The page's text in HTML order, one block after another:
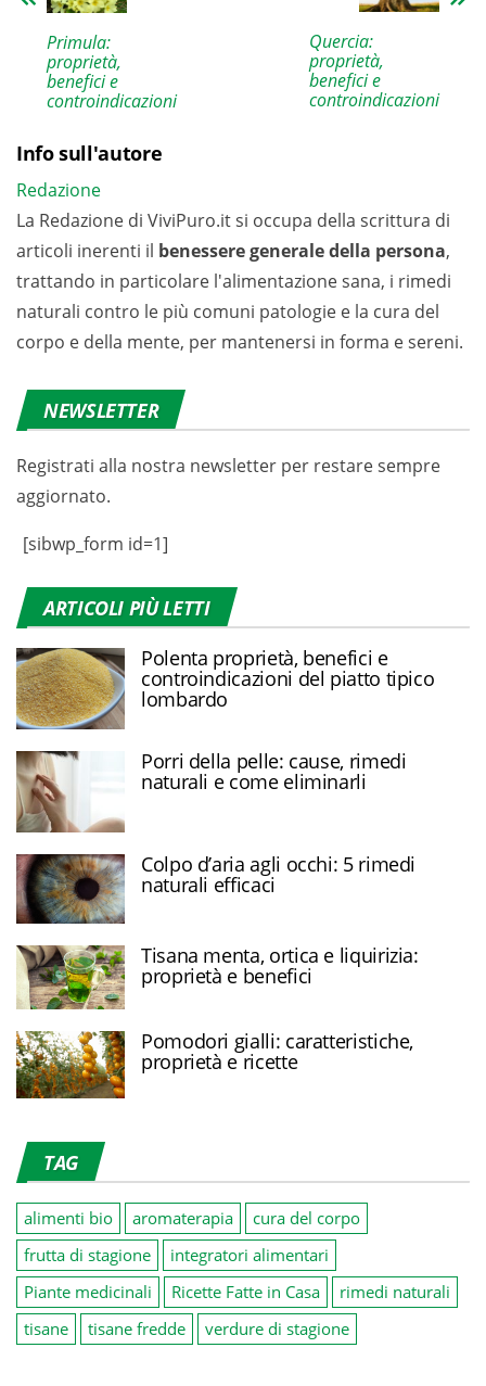
Primula:
proprietà,
benefici e
controindicazioni
Quercia:
proprietà,
benefici e
controindicazioni
Info sull'autore
Redazione
La Redazione di ViviPuro.it si occupa della scrittura di
articoli inerenti il benessere generale della persona,
trattando in particolare l'alimentazione sana, i rimedi
naturali contro le più comuni patologie e la cura del
corpo e della mente, per mantenersi in forma e sereni.
NEWSLETTER
Registrati alla nostra newsletter per restare sempre
aggiornato.
[sibwp_form id=1]
ARTICOLI PIÙ LETTI
Polenta proprietà, benefici e
controindicazioni del piatto tipico
lombardo
Porri della pelle: cause, rimedi
naturali e come eliminarli
Colpo d’aria agli occhi: 5 rimedi
naturali efficaci
Tisana menta, ortica e liquirizia:
proprietà e benefici
Pomodori gialli: caratteristiche,
proprietà e ricette
TAG
alimenti bio aromaterapia
cura del corpo
frutta di stagione
integratori alimentari
Piante medicinali
Ricette Fatte in Casa
rimedi naturali
tisane
tisane fredde verdure di stagione